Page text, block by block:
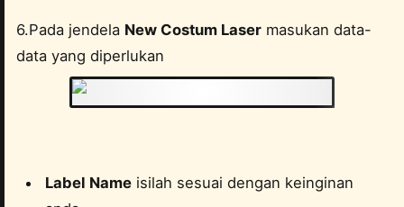
6.Pada jendela New Costum Laser masukan data-
data yang diperlukan
Label Name isilah sesuai dengan keinginan